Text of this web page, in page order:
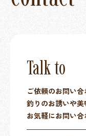
Talk to
ご依頼のお問い
釣りのお誘いや
お気軽にお問い合